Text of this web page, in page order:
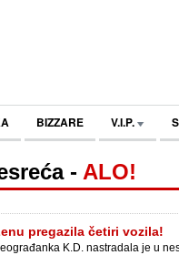
BIZZARE V.I.P.
- ALO!
pregazila četiri vozila!
K.D. nastradala je u